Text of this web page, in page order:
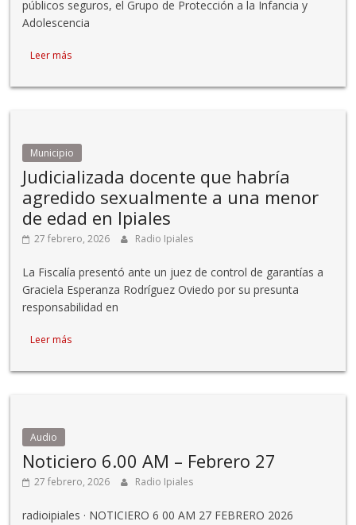
públicos seguros, el Grupo de Protección a la Infancia y
Adolescencia
Leer más
Municipio
Judicializada docente que habría
agredido sexualmente a una menor
de edad en Ipiales
27 febrero, 2026 Radio Ipiales
La Fiscalía presentó ante un juez de control de garantías a
Graciela Esperanza Rodríguez Oviedo por su presunta
responsabilidad en
Leer más
Audio
Noticiero 6.00 AM – Febrero 27
27 febrero, 2026 Radio Ipiales
radioipiales · NOTICIERO 6 00 AM 27 FEBRERO 2026